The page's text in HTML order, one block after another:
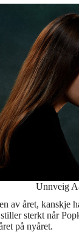
Unnveig
av året, kanskje
sterkt når
på nyåret.